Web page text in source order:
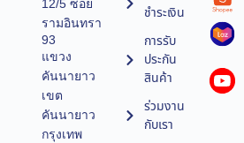
12/5 ซอย
รามอินทรา
93
แขวง
คันนายาว
เขต
คันนายาว
กรุงเทพ
ชำระเงิน
การรับ
ประกัน
สินค้า
ร่วมงาน
กับเรา